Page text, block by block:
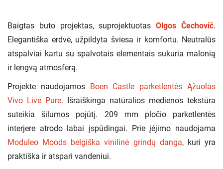
Baigtas buto projektas, suprojektuotasOlgos Čechovič.
Elegantiška erdvė, užpildyta šviesa ir komfortu. Neutralūs
atspalviai kartu su spalvotais elementais sukuria malonią
ir lengvą atmosferą.
Projekte naudojamos Boen Castle parketlentės Ąžuolas
Vivo Live Pure. Išraiškinga natūralios medienos tekstūra
suteikia šilumos pojūtį. 209 mm pločio parketlentės
interjere atrodo labai įspūdingai. Prie įėjimo naudojama
Moduleo Moods belgiška vinilinė grindų danga, kuri yra
praktiška ir atspari vandeniui.